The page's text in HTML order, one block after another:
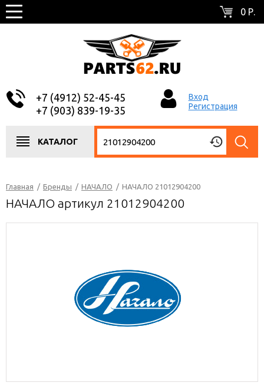
0 Р.
+7 (4912) 52-45-45
+7 (903) 839-19-35
Вход
Регистрация
КАТАЛОГ
Главная / Бренды / НАЧАЛО / НАЧАЛО 21012904200
НАЧАЛО артикул 21012904200